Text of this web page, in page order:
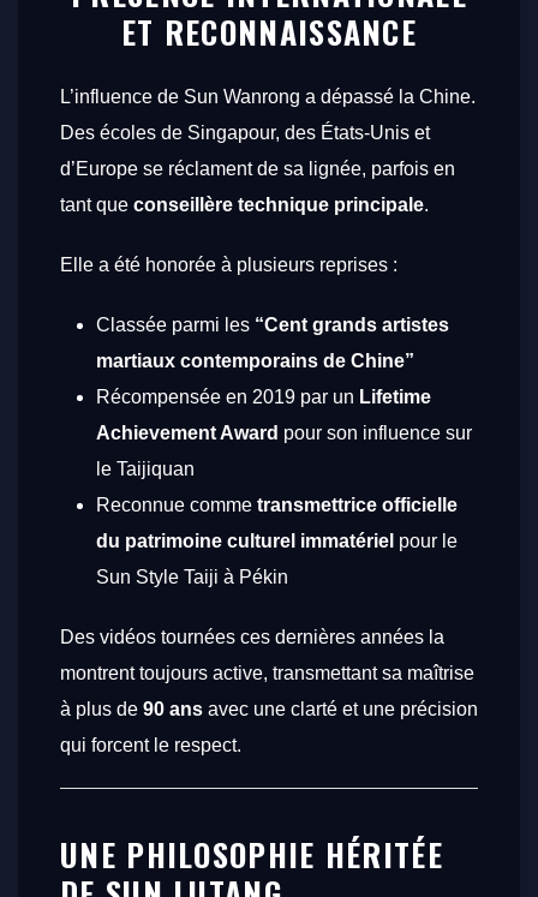
ET RECONNAISSANCE
L’influence de Sun Wanrong a dépassé la Chine.
Des écoles de Singapour, des États-Unis et
d’Europe se réclament de sa lignée, parfois en
tant que conseillère technique principale.
Elle a été honorée à plusieurs reprises :
Classée parmi les “Cent grands artistes
martiaux contemporains de Chine”
Récompensée en 2019 par un Lifetime
Achievement Award pour son influence sur
le Taijiquan
Reconnue comme transmettrice officielle
du patrimoine culturel immatériel pour le
Sun Style Taiji à Pékin
Des vidéos tournées ces dernières années la
montrent toujours active, transmettant sa maîtrise
à plus de 90 ans avec une clarté et une précision
qui forcent le respect.
UNE PHILOSOPHIE HÉRITÉE